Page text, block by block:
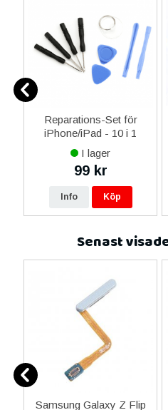
Reparations-Set för
iPhone/iPad - 10 i 1
I lager
99 kr
Info Köp
Senast
Samsung Galaxy Z Flip